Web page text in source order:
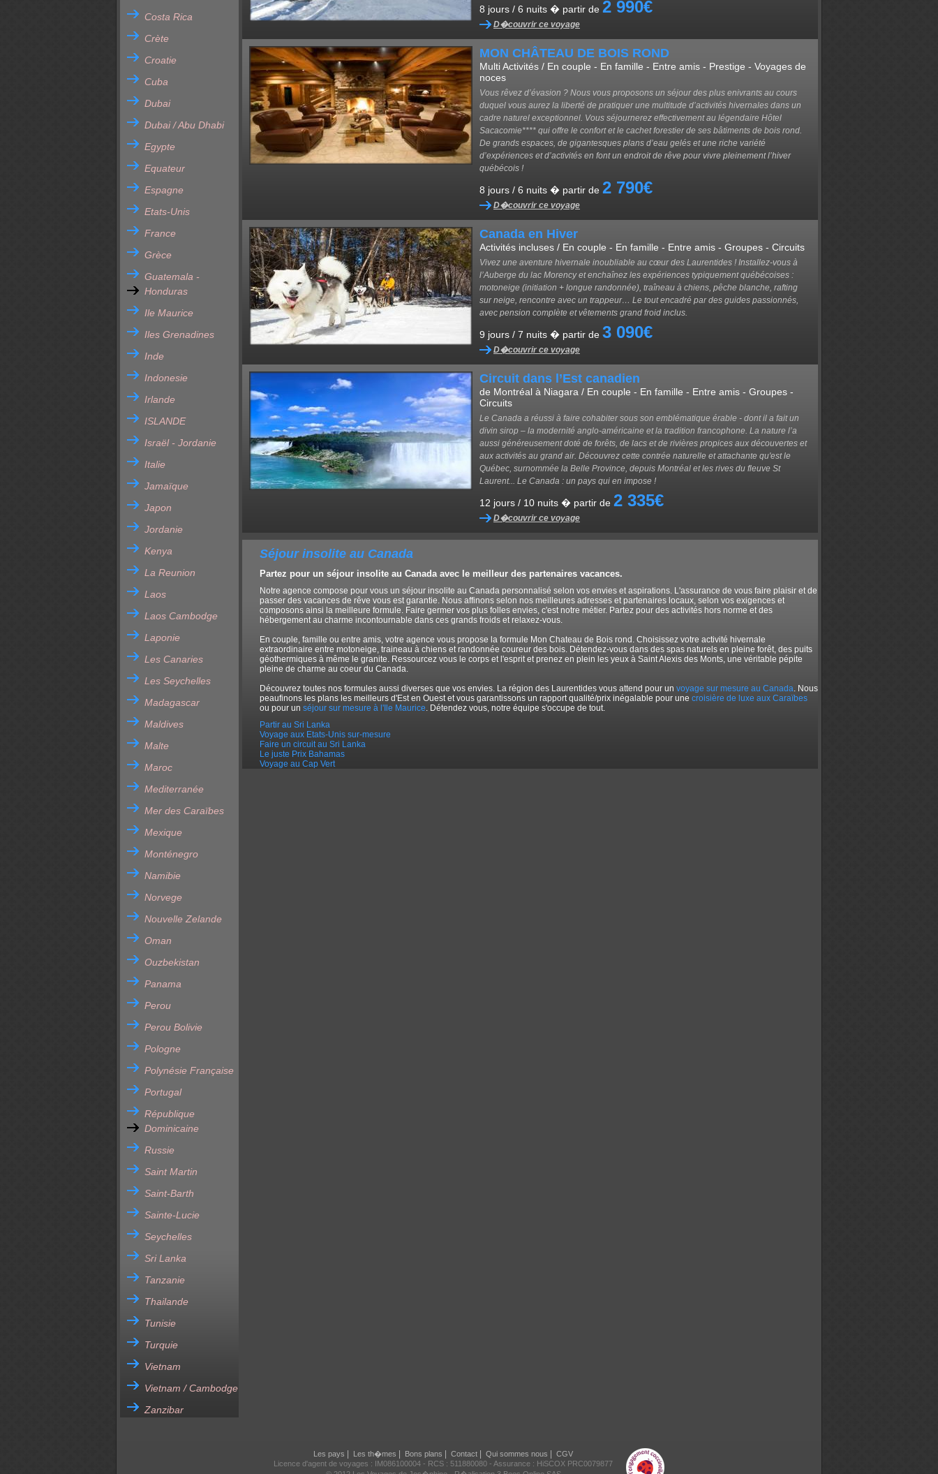
Costa Rica
Crète
Croatie
Cuba
Dubai
Dubai / Abu Dhabi
Egypte
Equateur
Espagne
Etats-Unis
France
Grèce
Guatemala -
Honduras
Ile Maurice
Iles Grenadines
Inde
Indonesie
Irlande
ISLANDE
Israël - Jordanie
Italie
Jamaïque
Japon
Jordanie
Kenya
La Reunion
Laos
Laos Cambodge
Laponie
Les Canaries
Les Seychelles
Madagascar
Maldives
Malte
Maroc
Mediterranée
Mer des Caraïbes
Mexique
Monténegro
Namibie
Norvege
Nouvelle Zelande
Oman
Ouzbekistan
Panama
Perou
Perou Bolivie
Pologne
Polynésie Française
Portugal
République
Dominicaine
Russie
Saint Martin
Saint-Barth
Sainte-Lucie
Seychelles
Sri Lanka
Tanzanie
Thailande
Tunisie
Turquie
Vietnam
Vietnam / Cambodge
Zanzibar
8 jours / 6 nuits � partir de 2 990€
D�couvrir ce voyage
MON CHÂTEAU DE BOIS ROND
Multi Activités / En couple - En famille - Entre amis - Prestige - Voyages de
noces
Vous rêvez d’évasion ? Nous vous proposons un séjour des plus enivrants au cours
duquel vous aurez la liberté de pratiquer une multitude d’activités hivernales dans un
cadre naturel exceptionnel. Vous séjournerez effectivement au légendaire Hôtel
Sacacomie**** qui offre le confort et le cachet forestier de ses bâtiments de bois rond.
De grands espaces, de gigantesques plans d’eau gelés et une riche variété
d’expériences et d’activités en font un endroit de rêve pour vivre pleinement l’hiver
québécois !
8 jours / 6 nuits � partir de 2 790€
D�couvrir ce voyage
Canada en Hiver
Activités incluses / En couple - En famille - Entre amis - Groupes - Circuits
Vivez une aventure hivernale inoubliable au cœur des Laurentides ! Installez-vous à
l’Auberge du lac Morency et enchaînez les expériences typiquement québécoises :
motoneige (initiation + longue randonnée), traîneau à chiens, pêche blanche, rafting
sur neige, rencontre avec un trappeur… Le tout encadré par des guides passionnés,
avec pension complète et vêtements grand froid inclus.
9 jours / 7 nuits � partir de 3 090€
D�couvrir ce voyage
Circuit dans l’Est canadien
de Montréal à Niagara / En couple - En famille - Entre amis - Groupes -
Circuits
Le Canada a réussi à faire cohabiter sous son emblématique érable - dont il a fait un
divin sirop – la modernité anglo-américaine et la tradition francophone. La nature l’a
aussi généreusement doté de forêts, de lacs et de rivières propices aux découvertes et
aux activités au grand air. Découvrez cette contrée naturelle et attachante qu'est le
Québec, surnommée la Belle Province, depuis Montréal et les rives du fleuve St
Laurent... Le Canada : un pays qui en impose !
12 jours / 10 nuits � partir de 2 335€
D�couvrir ce voyage
Séjour insolite au Canada
Partez pour un séjour insolite au Canada avec le meilleur des partenaires vacances.
Notre agence compose pour vous un séjour insolite au Canada personnalisé selon vos envies et aspirations. L'assurance de vous faire plaisir et de
passer des vacances de rêve vous est garantie. Nous affinons selon nos meilleures adresses et partenaires locaux, selon vos exigences et
composons ainsi la meilleure formule. Faire germer vos plus folles envies, c'est notre métier. Partez pour des activités hors norme et des
hébergement au charme incontournable dans ces grands froids et relaxez-vous.
En couple, famille ou entre amis, votre agence vous propose la formule Mon Chateau de Bois rond. Choisissez votre activité hivernale
extraordinaire entre motoneige, traineau à chiens et randonnée coureur des bois. Détendez-vous dans des spas naturels en pleine forêt, des puits
géothermiques à même le granite. Ressourcez vous le corps et l'esprit et prenez en plein les yeux à Saint Alexis des Monts, une véritable pépite
pleine de charme au coeur du Canada.
Découvrez toutes nos formules aussi diverses que vos envies. La région des Laurentides vous attend pour un voyage sur mesure au Canada. Nous
peaufinons les plans les meilleurs d'Est en Ouest et vous garantissons un rapport qualité/prix inégalable pour une croisière de luxe aux Caraïbes
ou pour un séjour sur mesure à l'Ile Maurice. Détendez vous, notre équipe s'occupe de tout.
Partir au Sri Lanka
Voyage aux Etats-Unis sur-mesure
Faire un circuit au Sri Lanka
Le juste Prix Bahamas
Voyage au Cap Vert
Les pays Les th�mes Bons plans Contact Qui sommes nous
CGV
Licence d'agent de voyages : IM086100004 - RCS : 511880080 - Assurance : HiSCOX PRC0079877